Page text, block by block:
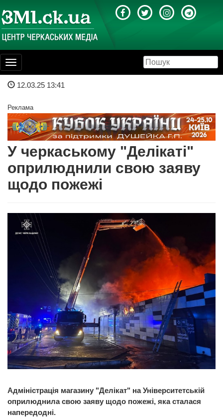
Toggle
navigation
12.03.25 13:41
Реклама
У черкаському "Делікаті"
оприлюднили свою заяву
щодо пожежі
Адміністрація магазину "Делікат" на Університетській
оприлюднила свою заяву щодо пожежі, яка сталася
напередодні.